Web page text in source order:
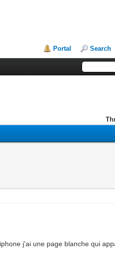
Portal Search
j'ai une page blanche qui